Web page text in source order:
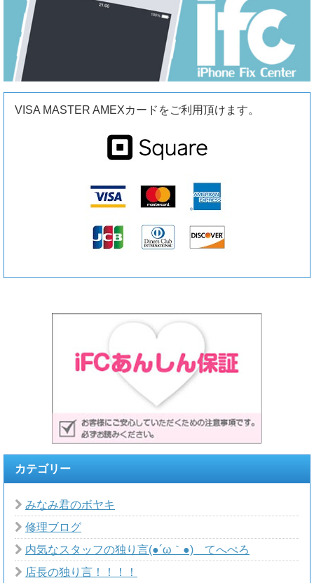
VISA MASTER AMEXカードをご利用頂けます。
カテゴリー
みなみ君のボヤキ
修理ブログ
内気なスタッフの独り言(●´ω｀●)ゞてへぺろ
店長の独り言！！！！